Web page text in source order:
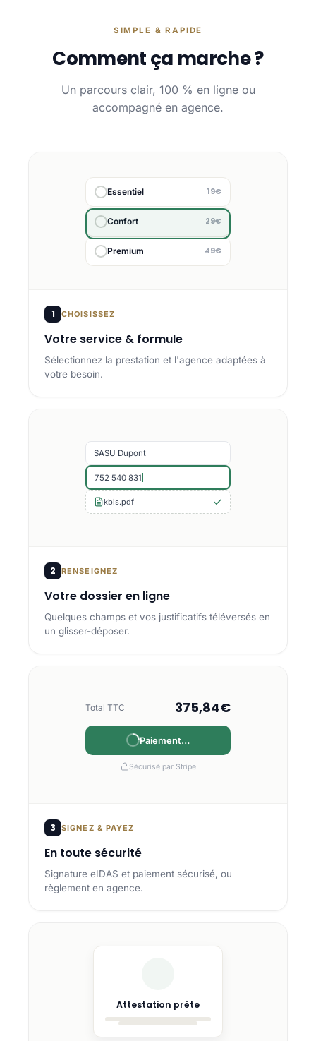
SIMPLE & RAPIDE
Comment ça marche ?
Un parcours clair, 100 % en ligne ou
accompagné en agence.
Essentiel 19€
Confort 29€
Premium 49€
1 CHOISISSEZ
Votre service & formule
Sélectionnez la prestation et l'agence adaptées à
votre besoin.
SASU Dupont
752 540 831
kbis.pdf
2 RENSEIGNEZ
Votre dossier en ligne
Quelques champs et vos justificatifs téléversés en
un glisser-déposer.
Total TTC 375,84€
Payé
Sécurisé par Stripe
3 SIGNEZ & PAYEZ
En toute sécurité
Signature eIDAS et paiement sécurisé, ou
règlement en agence.
Attestation prête